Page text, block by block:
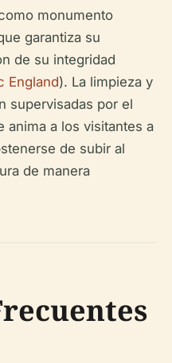
monumento
garantiza su
de su integridad
England). La limpieza y
supervisadas por el
anima a los visitantes a
de subir al
de manera